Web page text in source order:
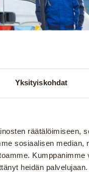
Yksityiskohdat
räätälöimiseen,
sosiaalisen median,
heidän palvelujaan.
affärssystem
BLOGG